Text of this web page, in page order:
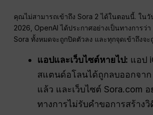
คุณไม่สามารถเข้าถึง Sora 2 ได้ในตอนนี้. ใน
2026, OpenAI ได้ประกาศอย่างเป็นทางการว่
Sora ทั้งหมดจะถูกปิดตัวลง และทุกจุดเข้าถึงจะ
แอปและเว็บไซต์หายไป: แอป
สแตนด์อโลนได้ถูกลบออกจาก
แล้ว และเว็บไซต์ Sora.com อ
ทางการไม่รับคำขอการสร้างวิ